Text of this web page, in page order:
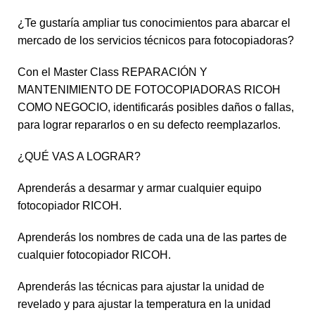
¿Te gustaría ampliar tus conocimientos para abarcar el
mercado de los servicios técnicos para fotocopiadoras?
Con el Master Class REPARACIÓN Y
MANTENIMIENTO DE FOTOCOPIADORAS RICOH
COMO NEGOCIO, identificarás posibles daños o fallas,
para lograr repararlos o en su defecto reemplazarlos.
¿QUÉ VAS A LOGRAR?
Aprenderás a desarmar y armar cualquier equipo
fotocopiador RICOH.
Aprenderás los nombres de cada una de las partes de
cualquier fotocopiador RICOH.
Aprenderás las técnicas para ajustar la unidad de
revelado y para ajustar la temperatura en la unidad